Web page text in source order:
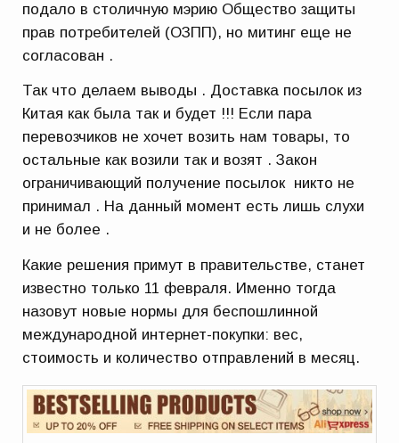
подало в столичную мэрию Общество защиты
прав потребителей (ОЗПП), но митинг еще не
согласован .
Так что делаем выводы . Доставка посылок из
Китая как была так и будет !!! Если пара
перевозчиков не хочет возить нам товары, то
остальные как возили так и возят . Закон
ограничивающий получение посылок никто не
принимал . На данный момент есть лишь слухи
и не более .
Какие решения примут в правительстве, станет
известно только 11 февраля. Именно тогда
назовут новые нормы для беспошлинной
международной интернет-покупки: вес,
стоимость и количество отправлений в месяц.